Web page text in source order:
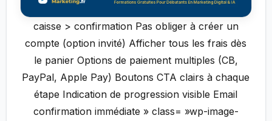
caisse > confirmation Pas obliger à créer un
compte (option invité) Afficher tous les frais dès
le panier Options de paiement multiples (CB,
PayPal, Apple Pay) Boutons CTA clairs à chaque
étape Indication de progression visible Email
confirmation immédiate » class= »wp-image-